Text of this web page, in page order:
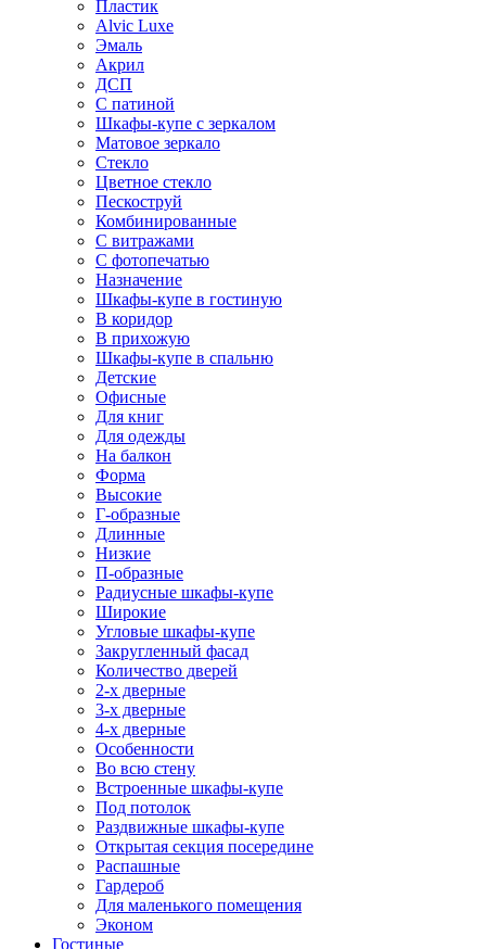
Пластик
Alvic Luxe
Эмаль
Акрил
ДСП
С патиной
Шкафы-купе с зеркалом
Матовое зеркало
Стекло
Цветное стекло
Пескоструй
Комбинированные
С витражами
С фотопечатью
Назначение
Шкафы-купе в гостиную
В коридор
В прихожую
Шкафы-купе в спальню
Детские
Офисные
Для книг
Для одежды
На балкон
Форма
Высокие
Г-образные
Длинные
Низкие
П-образные
Радиусные шкафы-купе
Широкие
Угловые шкафы-купе
Закругленный фасад
Количество дверей
2-х дверные
3-х дверные
4-х дверные
Особенности
Во всю стену
Встроенные шкафы-купе
Под потолок
Раздвижные шкафы-купе
Открытая секция посередине
Распашные
Гардероб
Для маленького помещения
Эконом
Гостиные